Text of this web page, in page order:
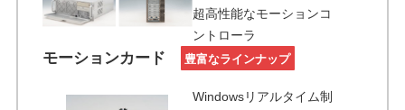
超高性能なモーションコ
ントローラ
モーションカード 豊富なラインナップ
Windowsリアルタイム制